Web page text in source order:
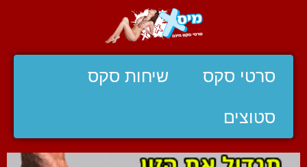
סרטי סקס שיחות סקס
סטוצים